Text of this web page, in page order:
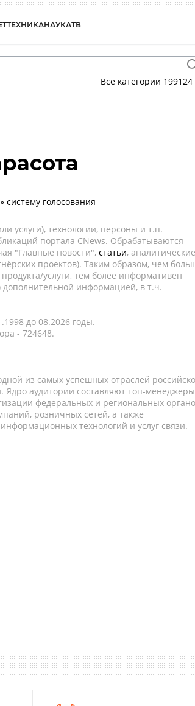
ТЕХНИКАНАУКАТВ
Все категории 199124
голосования
услуги), технологии, персоны и т.п.
портала CNews. Обрабатываются
"Главные новости", статьи, аналитические
проектов). Таким образом, чем
услуги, тем более информативен
информацией, в т.ч.
до 08.2026 годы.
- 724648.
из самых успешных отраслей
аудитории составляют топ-
федеральных и региональных
розничных сетей, а также
технологий и услуг связи.